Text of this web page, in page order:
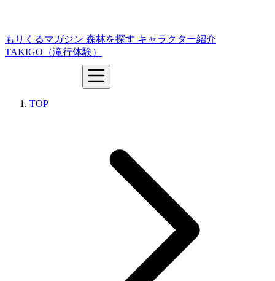
もりくるマガジン 森林を探す キャラクター紹介
TAKIGO（滝行体験）
TOP